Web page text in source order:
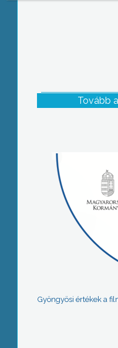
Tovább
Gyöngyösi értékek a